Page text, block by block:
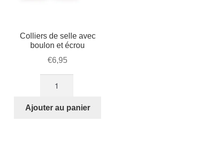
Colliers de selle avec
boulon et écrou
€6,95
Colliers
Ajouter au panier